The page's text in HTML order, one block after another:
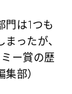
は1つも
ったが、
ー賞の歴
部）